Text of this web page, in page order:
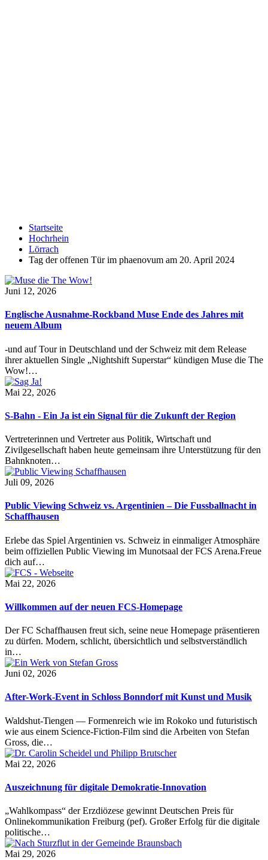
Startseite
Hochrhein
Lörrach
Tag der offenen Tür im phaenovum am 20. April 2024
Juni 12, 2026
Englische Ausnahme-Rockband Muse Ende des Jahres mit
neuem Album
-und auf Tour in Deutschland und der Schweiz mit dem Release
ihrer aktuellen Single „Nightshift Superstar“ kündigen Muse die The
Wow!…
Mai 22, 2026
S-Bahn - Ein Ja ist ein Signal für die Zukunft der Region
Vertreterinnen und Vertreter aus Politik, Wirtschaft und
Zivilgesellschaft haben heute gemeinsam ihre Unterstützung für den
Bahnknoten…
Juli 09, 2026
Public Viewing Schweiz vs. Argentinien – Die Fussballnacht in
Schaffhausen
Erlebe das Spiel Argentinien vs. Schweiz in einmaliger Atmosphäre
beim offiziellen Public Viewing im Munotsaal der FCS Arena.Freue
dich auf…
Mai 22, 2026
Willkommen auf der neuen FCS-Homepage
Der FC Schaffhausen freut sich, seine neue Homepage präsentieren
zu dürfen. Modern, schlicht, übersichtlich und selbstverständlich
in…
Juni 02, 2026
After-Work-Event in Schloss Bonndorf mit Kunst und Musik
Waldshut-Tiengen — Formenreich wie im Rokoko und futuristisch
wie aus einem Science-Fiction-Film sind die Arbeiten von Stefan
Gross, die…
Mai 22, 2026
Auszeichnung für digitale Demokratie-Innovation
„Wahlkompass“ der Erzdiözese gewinnt Deutschen Preis für
Onlinekommunikation Freiburg (pef). Großer Erfolg für die digitale
politische…
Mai 29, 2026